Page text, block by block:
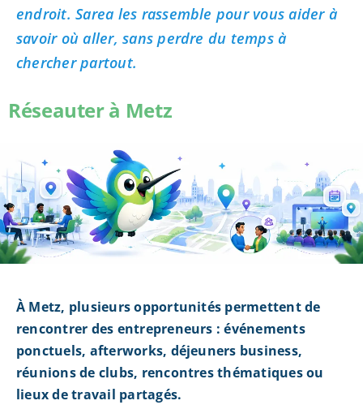
endroit. Sarea les rassemble pour vous aider à
savoir où aller, sans perdre du temps à
chercher partout.
Réseauter à Metz
À Metz, plusieurs opportunités permettent de
rencontrer des entrepreneurs : événements
ponctuels, afterworks, déjeuners business,
réunions de clubs, rencontres thématiques ou
lieux de travail partagés.